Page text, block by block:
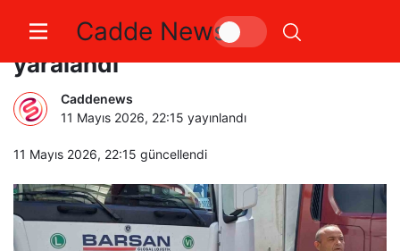
Cadde News
Kapıkule’de tırın çarptığı yaya
yaralandı
Caddenews
11 Mayıs 2026, 22:15 yayınlandı
11 Mayıs 2026, 22:15 güncellendi